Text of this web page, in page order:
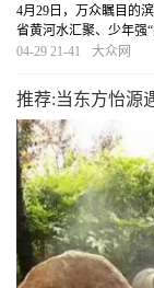
4月29日，万众瞩目的
省黄河水汇聚、少年强
红及旅游大咖直播、五
04-29 21-41 大众网
推荐:当东方怡源